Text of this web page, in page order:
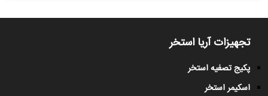
تجهیزات آریا استخر
پکیج تصفیه استخر
اسکیمر استخر